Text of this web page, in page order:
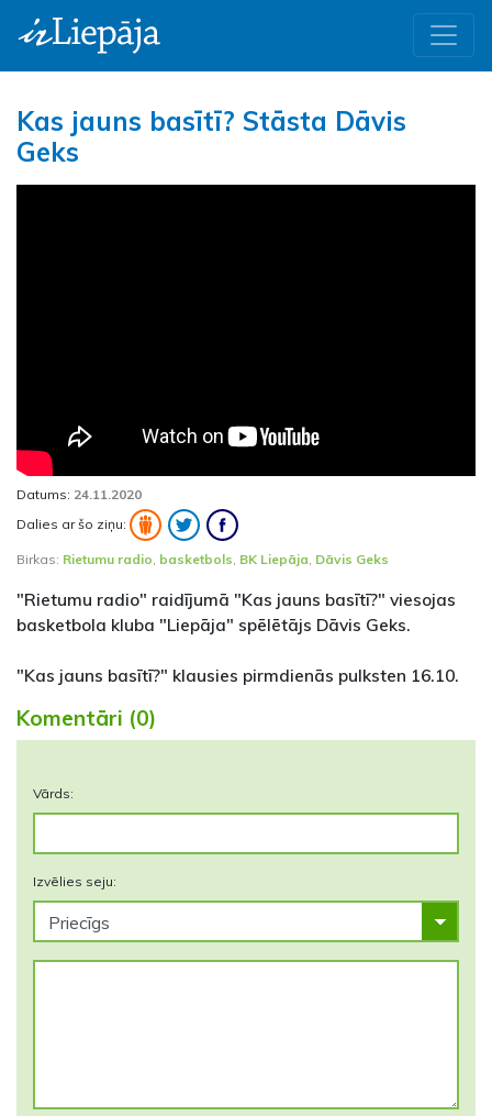
Kas jauns basītī? Stāsta Dāvis
Geks
Datums: 24.11.2020
Dalies ar šo ziņu:
Birkas: Rietumu radio basketbols BK Liepāja Dāvis Geks
"Rietumu radio" raidījumā "Kas jauns basītī?" viesojas
basketbola kluba "Liepāja" spēlētājs Dāvis Geks.
"Kas jauns basītī?" klausies pirmdienās pulksten 16.10.
Komentāri (0)
Vārds:
Izvēlies seju: